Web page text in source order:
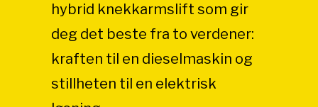
hybrid knekkarmslift som gir
deg det beste fra to verdener:
kraften til en dieselmaskin og
stillheten til en elektrisk